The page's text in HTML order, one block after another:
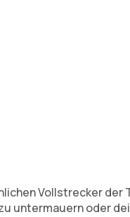
Vollstrecker der
untermauern oder